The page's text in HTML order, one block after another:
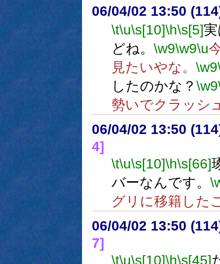
06/04/02 13:50
\t\u\s[10]\h\s[5]
どね。 \w9\w9\u
見たいやな。 \w9
したのかな？ \w9
勢いでクラッシ
06/04/02 13:50
4]
\t\u\s[10]\h\s[66]
バーなんです。
グリに移籍した
06/04/02 13:50
7]
\t\u\s[10]\h\s[45]